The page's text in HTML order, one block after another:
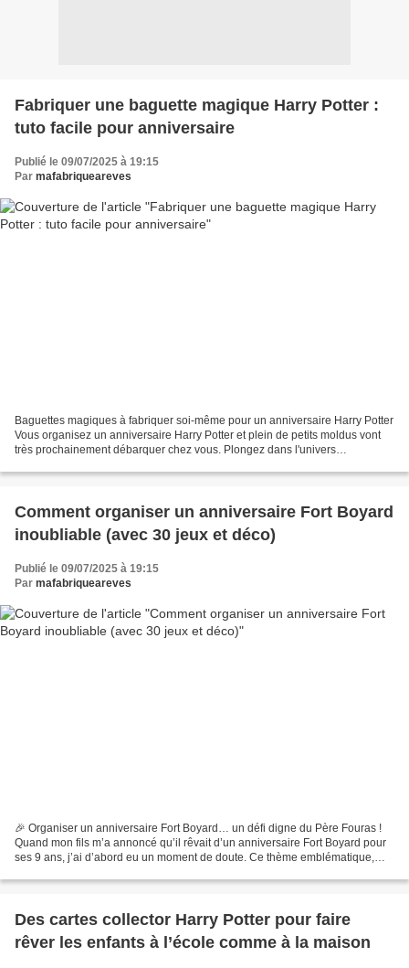
Fabriquer une baguette magique Harry Potter :
tuto facile pour anniversaire
Publié le 09/07/2025 à 19:15
Par mafabriqueareves
Baguettes magiques à fabriquer soi-même pour un anniversaire Harry Potter
Vous organisez un anniversaire Harry Potter et plein de petits moldus vont
très prochainement débarquer chez vous. Plongez dans l'univers
Comment organiser un anniversaire Fort Boyard
inoubliable (avec 30 jeux et déco)
Publié le 09/07/2025 à 19:15
Par mafabriqueareves
🎉 Organiser un anniversaire Fort Boyard… un défi digne du Père Fouras !
Quand mon fils m’a annoncé qu’il rêvait d’un anniversaire Fort Boyard pour
ses 9 ans, j’ai d’abord eu un moment de doute. Ce thème emblématique,
Des cartes collector Harry Potter pour faire
rêver les enfants à l’école comme à la maison